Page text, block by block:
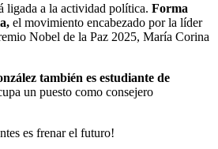
ligada a la actividad política. Forma
el movimiento encabezado por la líder
Nobel de la Paz 2025, María Corina
también es estudiante de
un puesto como consejero
es frenar el futuro!